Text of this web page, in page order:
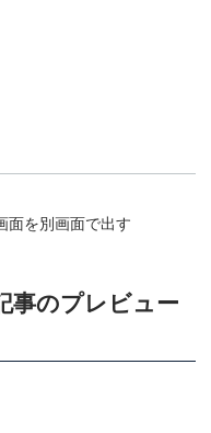
面を別画面で出す
事のプレビュー